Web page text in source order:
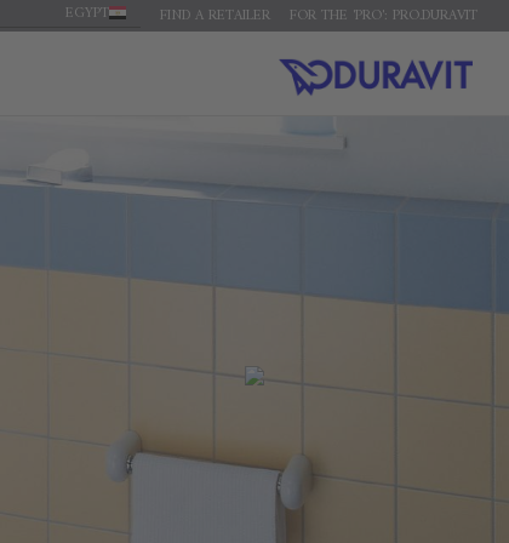
FOR THE 'PRO': PRO.DURAVIT
FIND A RETAILER
EGYPT